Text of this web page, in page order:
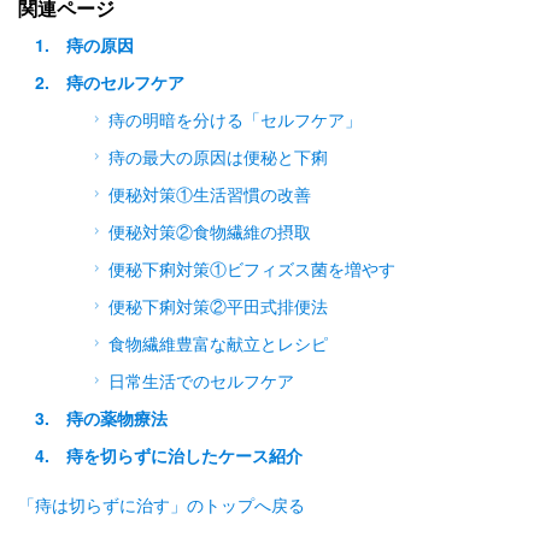
関連ページ
痔の原因
痔のセルフケア
痔の明暗を分ける「セルフケア」
痔の最大の原因は便秘と下痢
便秘対策①生活習慣の改善
便秘対策②食物繊維の摂取
便秘下痢対策①ビフィズス菌を増やす
便秘下痢対策②平田式排便法
食物繊維豊富な献立とレシピ
日常生活でのセルフケア
痔の薬物療法
痔を切らずに治したケース紹介
「痔は切らずに治す」のトップへ戻る